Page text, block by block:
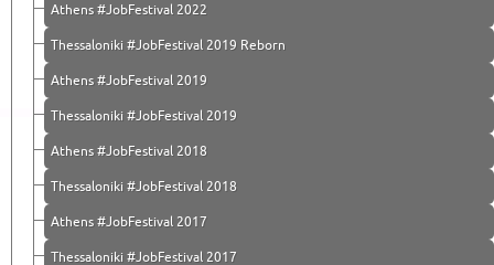
Athens #JobFestival 2022
Thessaloniki #JobFestival 2019 Reborn
Athens #JobFestival 2019
Thessaloniki #JobFestival 2019
Athens #JobFestival 2018
Thessaloniki #JobFestival 2018
Athens #JobFestival 2017
Τhessaloniki #JobFestival 2017